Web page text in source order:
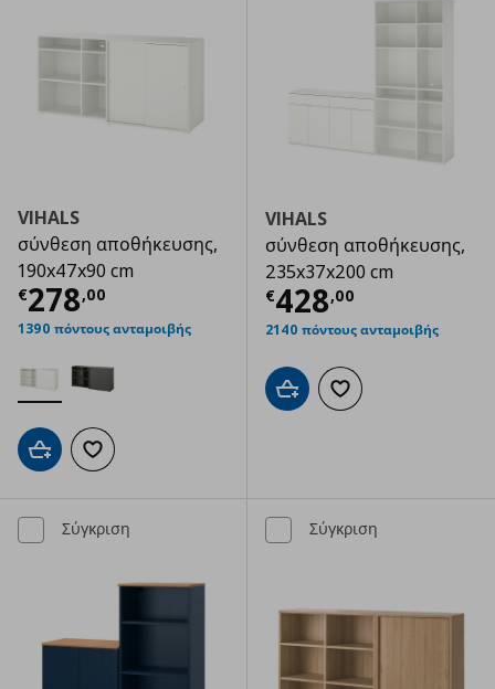
VIHALS
σύνθεση αποθήκευσης,
190x47x90 cm
€278,00
Τρέχουσα τιμή € 278,00
1390 πόντους ανταμοιβής
Προσθήκη στο καλάθι
Προσθήκη στα αγαπημένα
VIHALS
σύνθεση αποθήκευσης,
235x37x200 cm
€428,00
Τρέχουσα
2140 πόντους ανταμοιβής
Προσθήκη στο καλάθι
Προσθήκη στα
Σύγκριση Σύγκριση